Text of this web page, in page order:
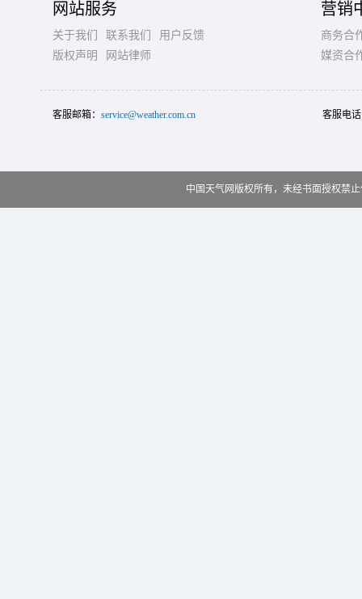
网站服务
关于我们 联系我们
用户反馈
版权声明
网站律师
营销
商务合
媒资合
客服邮箱： service@weather.com.cn 客服电
中国天气网版权所有，未经书面授权